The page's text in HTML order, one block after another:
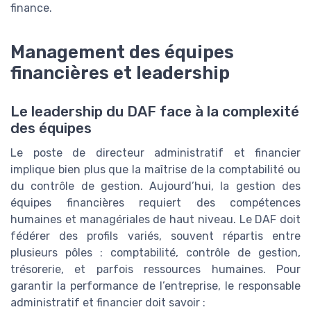
finance.
Management des équipes
financières et leadership
Le leadership du DAF face à la complexité
des équipes
Le poste de directeur administratif et financier
implique bien plus que la maîtrise de la comptabilité ou
du contrôle de gestion. Aujourd’hui, la gestion des
équipes financières requiert des compétences
humaines et managériales de haut niveau. Le DAF doit
fédérer des profils variés, souvent répartis entre
plusieurs pôles : comptabilité, contrôle de gestion,
trésorerie, et parfois ressources humaines. Pour
garantir la performance de l’entreprise, le responsable
administratif et financier doit savoir :